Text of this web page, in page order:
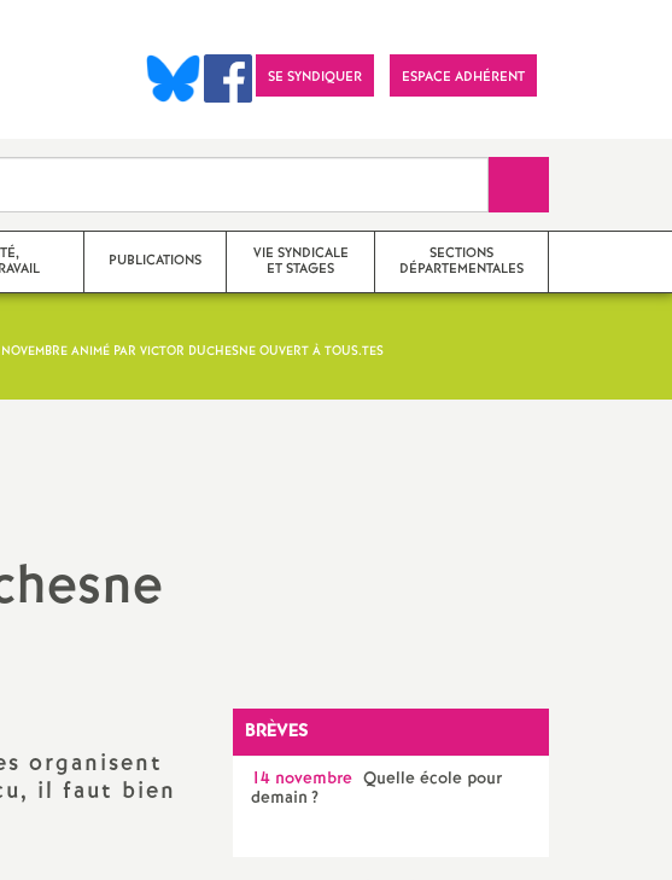
SE SYNDIQUER ESPACE ADHÉRENT
PUBLICATIONS
VIE SYNDICALE
ET STAGES
SECTIONS
DÉPARTEMENTALES
ANIMÉ PAR VICTOR DUCHESNE OUVERT À TOUS.TES
organisent
il faut bien
BRÈVES
14 novembre Quelle école pour
demain ?